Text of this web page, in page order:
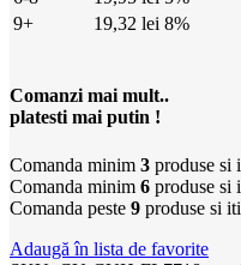
9+
19,32 lei 8%
Comanzi mai mult..
platesti mai putin !
Comanda minim 3 produse si
Comanda minim 6 produse si
Comanda peste 9 produse si
Adaugă în lista de favorite